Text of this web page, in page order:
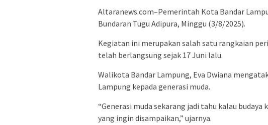
Altaranews.com–Pemerintah Kota Bandar
Bundaran Tugu Adipura, Minggu (3/8/2025).
Kegiatan ini merupakan salah satu rangkaian
telah berlangsung sejak 17 Juni lalu.
Walikota Bandar Lampung, Eva Dwiana
Lampung kepada generasi muda.
“Generasi muda sekarang jadi tahu kalau
yang ingin disampaikan,” ujarnya.